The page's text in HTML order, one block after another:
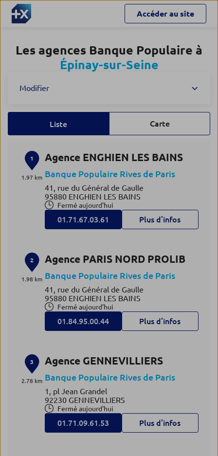
Accéder au site
Les agences Banque Populaire à
Épinay-sur-Seine
Modifier
Liste Carte
1
1.97 km
Agence ENGHIEN LES BAINS
Banque Populaire Rives de Paris
41, rue du Général de Gaulle
95880 ENGHIEN LES BAINS
Fermé aujourd'hui
01.71.67.03.61 Plus d’infos
2
1.98 km
Agence PARIS NORD PROLIB
Banque Populaire Rives de Paris
41, rue du Général de Gaulle
95880 ENGHIEN LES BAINS
Fermé aujourd'hui
01.84.95.00.44 Plus d’infos
3
2.78 km
Agence GENNEVILLIERS
Banque Populaire Rives de Paris
1, pl Jean Grandel
92230 GENNEVILLIERS
Fermé aujourd'hui
01.71.09.61.53 Plus d’infos